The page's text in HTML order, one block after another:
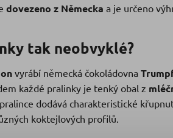
dovezeno z Německa a je určeno
tak neobvyklé?
vyrábí německá čokoládovna
každé pralinky je tenký obal z
dodává charakteristické
koktejlových profilů.